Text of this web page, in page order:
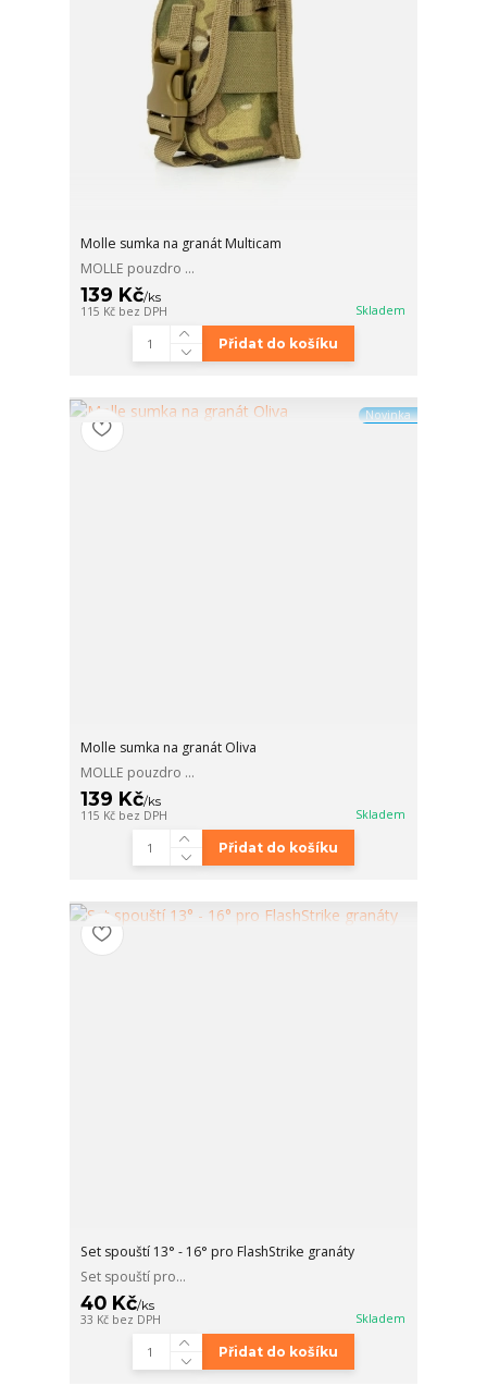
Molle sumka na granát Multicam
MOLLE pouzdro ...
139 Kč/ks
115 Kč bez DPH Skladem
Přidat do košíku
Novinka
Molle sumka na granát Oliva
MOLLE pouzdro ...
139 Kč/ks
115 Kč bez DPH Skladem
Přidat do košíku
Set spouští 13° - 16° pro FlashStrike granáty
Set spouští pro...
40 Kč/ks
33 Kč bez DPH Skladem
Přidat do košíku